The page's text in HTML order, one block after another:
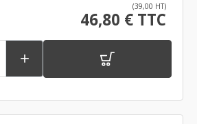
(39,00 HT)
46,80 € TTC
